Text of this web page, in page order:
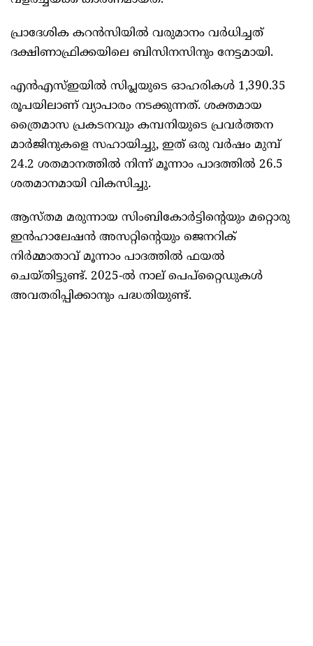
പ്രാദേശിക കറൻസിയിൽ വരുമാനം വർധിച്ചത്
ദക്ഷിണാഫ്രിക്കയിലെ ബിസിനസിനും നേട്ടമായി.
എൻഎസ്ഇയിൽ സിപ്ലയുടെ ഓഹരികൾ 1,390.35
രൂപയിലാണ് വ്യാപാരം നടക്കുന്നത്. ശക്തമായ
ത്രൈമാസ പ്രകടനവും കമ്പനിയുടെ പ്രവർത്തന
മാർജിനുകളെ സഹായിച്ചു, ഇത് ഒരു വർഷം മുമ്പ്
24.2 ശതമാനത്തിൽ നിന്ന് മൂന്നാം പാദത്തിൽ 26.5
ശതമാനമായി വികസിച്ചു.
ആസ്തമ മരുന്നായ സിംബികോർട്ടിന്റെയും മറ്റൊരു
ഇൻഹാലേഷൻ അസറ്റിന്റെയും ജെനറിക്
നിർമ്മാതാവ് മൂന്നാം പാദത്തിൽ ഫയൽ
ചെയ്തിട്ടുണ്ട്. 2025-ൽ നാല് പെപ്റ്റൈഡുകൾ
അവതരിപ്പിക്കാനും പദ്ധതിയുണ്ട്.